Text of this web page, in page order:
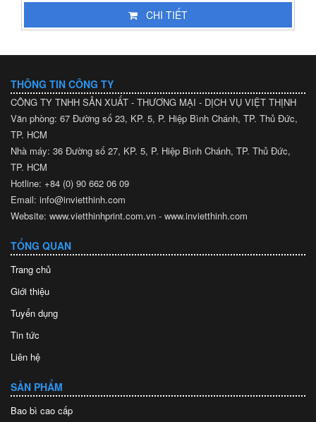
CHI TIẾT
THÔNG TIN CÔNG TY
CÔNG TY TNHH SẢN XUẤT - THƯƠNG MẠI - DỊCH VỤ VIỆT THỊNH
Văn phòng: 67 Đường số 23, KP. 5, P. Hiệp Bình Chánh, TP. Thủ Đức,
TP. HCM
Nhà máy: 36 Đường số 27, KP. 5, P. Hiệp Bình Chánh, TP. Thủ Đức,
TP. HCM
Hotline: +84 (0) 90 662 06 09
Email: info@invietthinh.com
Website: www.vietthinhprint.com.vn - www.invietthinh.com
TỔNG QUAN
Trang chủ
Giới thiệu
Tuyển dụng
Tin tức
Liên hệ
SẢN PHẨM
Bao bì cao cấp